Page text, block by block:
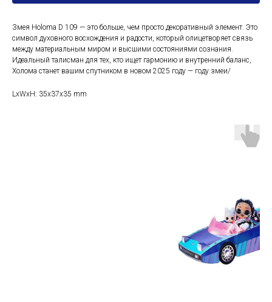
Змея Holoma D 109 — это больше, чем просто декоративный элемент. Это
символ духовного восхождения и радости, который олицетворяет связь
между материальным миром и высшими состояниями сознания.
Идеальный талисман для тех, кто ищет гармонию и внутренний баланс,
Холома станет вашим спутником в новом 2025 году — году змеи/
LxWxH: 35x37x35 mm